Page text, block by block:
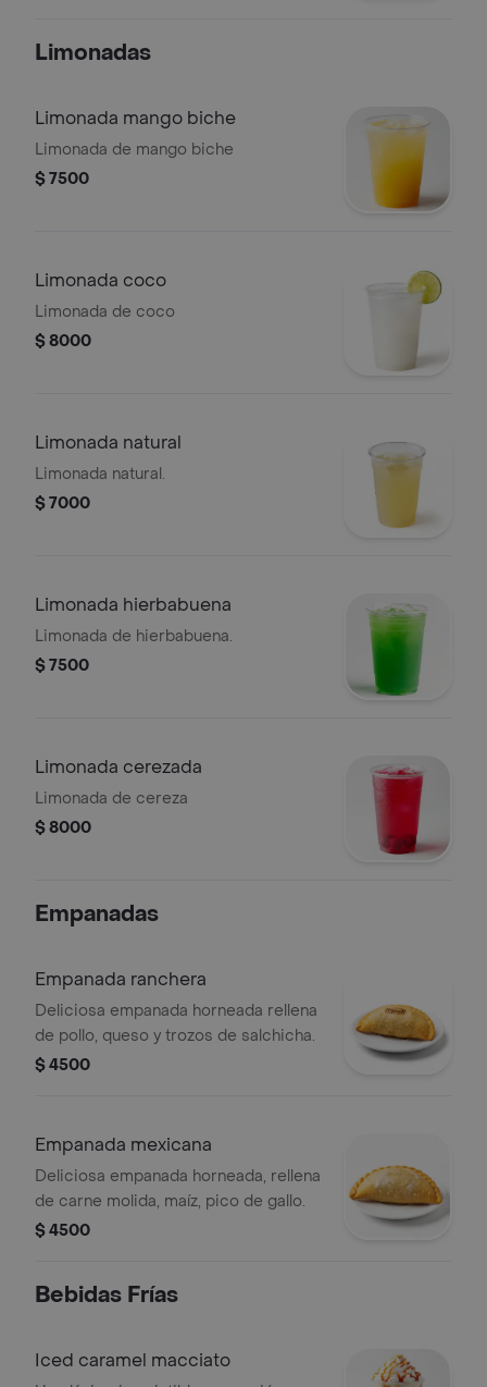
galleta triturada y una oreo entera
podrás resistir!
Limonadas
Limonada mango biche
Limonada de mango biche
$ 7500
Limonada coco
Limonada de coco
$ 8000
Limonada natural
Limonada natural.
$ 7000
Limonada hierbabuena
Limonada de hierbabuena.
$ 7500
Limonada cerezada
Limonada de cereza
$ 8000
Empanadas
Empanada ranchera
Deliciosa empanada horneada rellena
de pollo, queso y trozos de salchicha.
$ 4500
Empanada mexicana
Deliciosa empanada horneada, rellena
de carne molida, maíz, pico de gallo.
$ 4500
Bebidas Frías
Iced caramel macciato